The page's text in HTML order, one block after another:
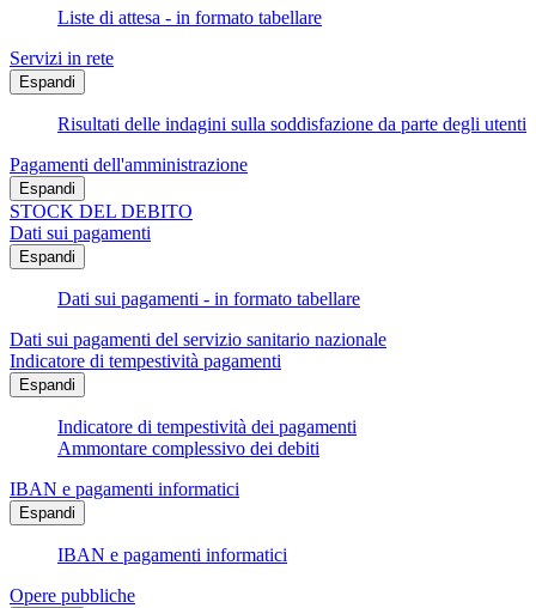
Liste di attesa - in formato tabellare
Servizi in rete
Espandi
Risultati delle indagini sulla soddisfazione da parte degli utenti
Pagamenti dell'amministrazione
Espandi
STOCK DEL DEBITO
Dati sui pagamenti
Espandi
Dati sui pagamenti - in formato tabellare
Dati sui pagamenti del servizio sanitario nazionale
Indicatore di tempestività pagamenti
Espandi
Indicatore di tempestività dei pagamenti
Ammontare complessivo dei debiti
IBAN e pagamenti informatici
Espandi
IBAN e pagamenti informatici
Opere pubbliche